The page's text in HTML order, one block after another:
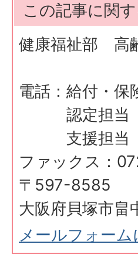
この記事に関
健康福祉部 高
電話：給付・
認定担当
支援担当
ファックス：
〒597-8585
大阪府貝塚市
メールフォー